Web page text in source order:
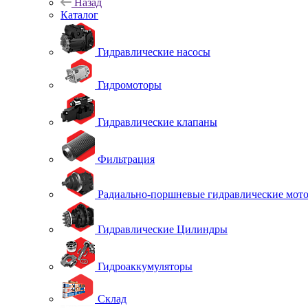
Назад
Каталог
Гидравлические насосы
Гидромоторы
Гидравлические клапаны
Фильтрация
Радиально-поршневые гидравлические
Гидравлические Цилиндры
Гидроаккумуляторы
Склад